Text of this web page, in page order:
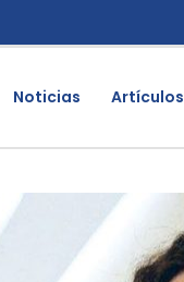
Noticias Artículos